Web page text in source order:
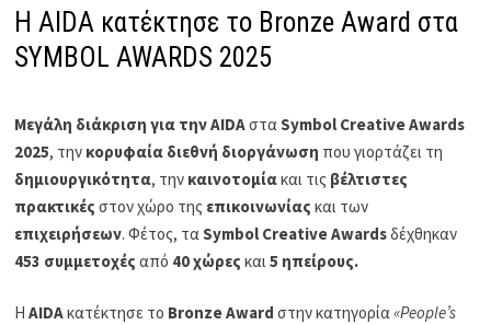
Η AIDA κατέκτησε το Bronze Award στα
SYMBOL AWARDS 2025
Μεγάλη διάκριση για την AIDAσταSymbol CreativeAwards
2025, την κορυφαία διεθνή διοργάνωση που γιορτάζει τη
δημιουργικότητα, την καινοτομίακαι τις βέλτιστες
πρακτικές στον χώρο της επικοινωνίας και των
επιχειρήσεων. Φέτος, ταSymbol Creative Awardsδέχθηκαν
453 συμμετοχές από 40 χώρες και5 ηπείρους.
ΗAIDAκατέκτησε το Bronze Award στην κατηγορία«People’s